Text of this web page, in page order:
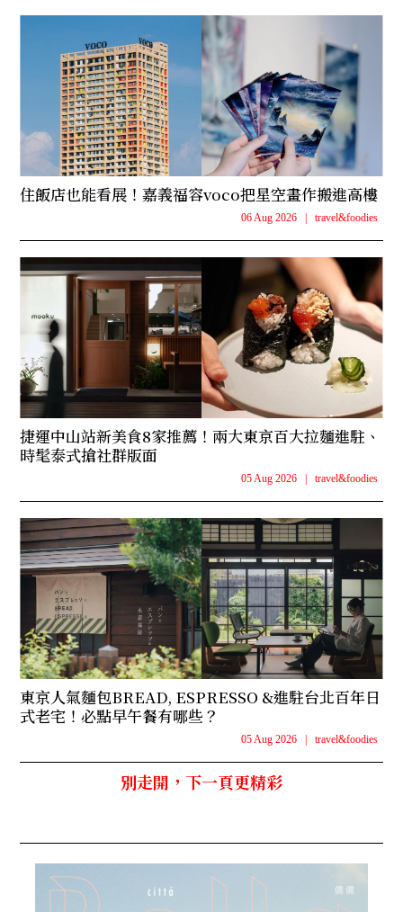
住飯店也能看展！嘉義福容voco把星空畫作搬進高樓
06 Aug 2026 travel&foodies
捷運中山站新美食8家推薦！兩大東京百大拉麵進駐、
時髦泰式搶社群版面
05 Aug 2026 travel&foodies
東京人氣麵包BREAD, ESPRESSO &進駐台北百年日
式老宅！必點早午餐有哪些？
05 Aug 2026 travel&foodies
別走開，下一頁更精彩